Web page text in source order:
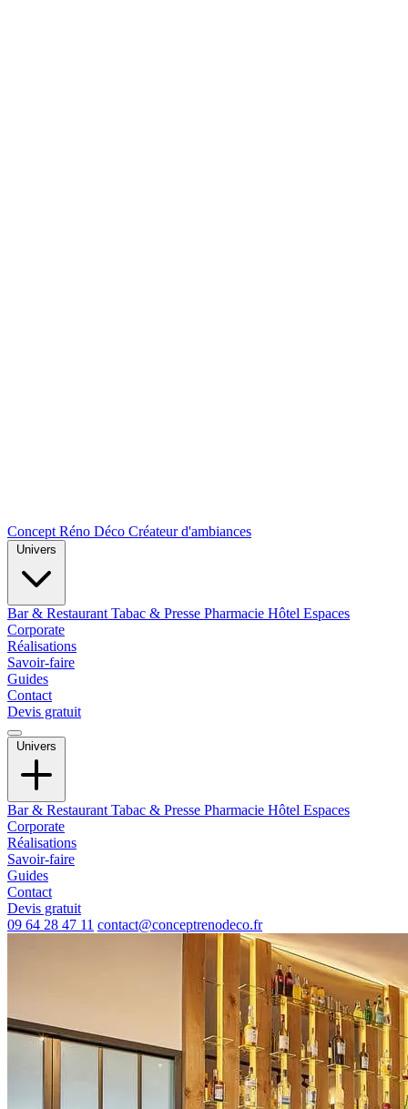
Concept Réno Déco Créateur d'ambiances
Bar & Restaurant Tabac & Presse Pharmacie Hôtel Espaces
Corporate
Réalisations
Savoir-faire
Guides
Contact
Devis gratuit
Univers
Bar & Restaurant Tabac & Presse Pharmacie Hôtel Espaces
Corporate
Réalisations
Savoir-faire
Guides
Contact
Devis gratuit
09 64 28 47 11 contact@conceptrenodeco.fr